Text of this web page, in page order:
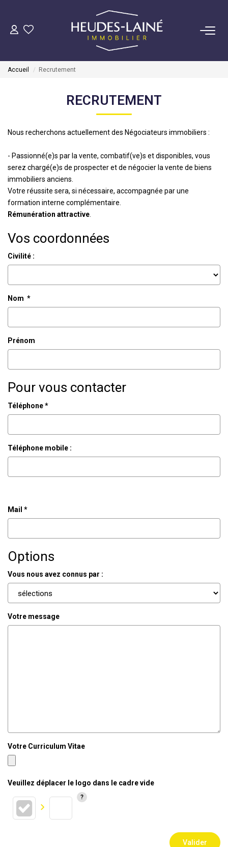
VENDRE
LOUER
Mise En Location
COPROPRIÉTÉS
Accueil Recrutement
RECRUTEMENT
Nous recherchons actuellement des Négociateurs immobiliers :
- Passionné(e)s par la vente, combatif(ve)s et disponibles, vous
serez chargé(e)s de prospecter et de négocier la vente de biens
immobiliers anciens.
Votre réussite sera, si nécessaire, accompagnée par une
formation interne complémentaire.
Rémunération attractive
Vos coordonnées
Civilité :
Nom *
Prénom
Pour vous contacter
Téléphone *
Téléphone mobile :
Mail *
Options
Vous nous avez connus par :
Votre message
Votre Curriculum Vitae
Veuillez déplacer le logo dans le cadre vide
Valider